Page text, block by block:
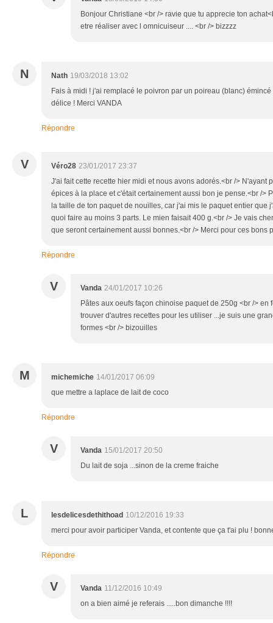
Bonjour Christiane <br /> ravie que tu apprecie ton
etre réaliser avec l omnicuiseur .... <br /> bizzzz
N Nath 19/03/2018 13:02
Fais à midi ! j'ai remplacé le poivron par un poireau (blanc)
délice ! Merci VANDA
Répondre
V Véro28 23/01/2017 23:37
J'ai fait cette recette hier midi et nous avons adorés.<br /> N'ayant
épices à la place et c'était certainement aussi bon je pense.<br />
la taille de ton paquet de nouilles, car j'ai mis le paquet entier que
quoi faire au moins 3 parts. Le mien faisait 400 g.<br /> Je vais
que seront certainement aussi bonnes.<br /> Merci pour ces bons
Répondre
V Vanda 24/01/2017 10:26
Pâtes aux oeufs façon chinoise paquet de 250g <br /> en
trouver d'autres recettes pour les utiliser ...je suis une
formes <br /> bizouilles
M michemiche 14/01/2017 06:09
que mettre a laplace de lait de coco
Répondre
V Vanda 15/01/2017 20:50
Du lait de soja ...sinon de la creme fraiche
L lesdelicesdethithoad 10/12/2016 19:33
merci pour avoir participer Vanda, et contente que ça t'ai plu !
Répondre
V Vanda 11/12/2016 10:49
on a bien aimé je referais .....bon dimanche !!!!